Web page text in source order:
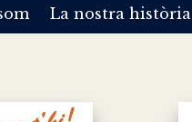
La nostra història